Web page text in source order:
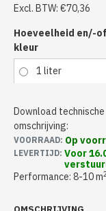
Download technische
omschrijving:
VOORRAAD: Op
LEVERTIJD: Voor
Performance: 8-10 m2
Excl. BTW: €70,36
Hoeveelheid en/-of
kleur
1 liter